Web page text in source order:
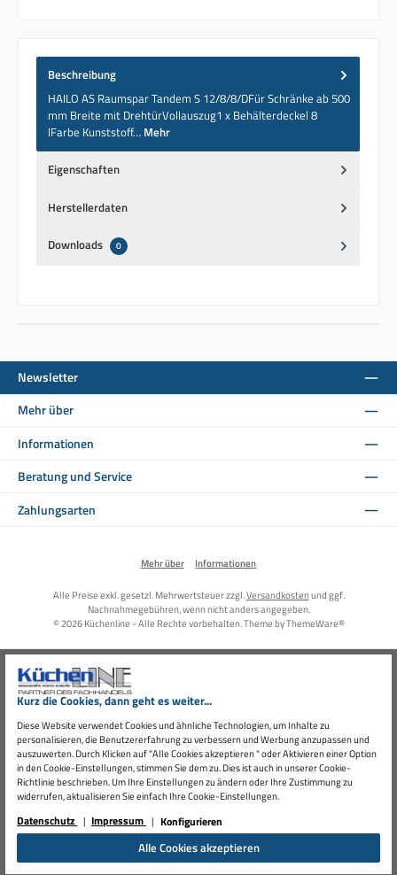
Kurz die Cookies, dann geht es weiter...
Diese Website verwendet Cookies und ähnliche Technologien, um Inhalte zu
personalisieren, die Benutzererfahrung zu verbessern und Werbung anzupassen und
auszuwerten. Durch Klicken auf "Alle Cookies akzeptieren " oder Aktivieren einer Option
in den Cookie-Einstellungen, stimmen Sie dem zu. Dies ist auch in unserer Cookie-
Richtlinie beschrieben. Um Ihre Einstellungen zu ändern oder Ihre Zustimmung zu
widerrufen, aktualisieren Sie einfach Ihre Cookie-Einstellungen.
Datenschutz Impressum Konfigurieren
Alle Cookies akzeptieren
Beschreibung
HAILO AS Raumspar Tandem S 12/8/8/DFür Schränke ab 500
mm Breite mit DrehtürVollauszug1 x Behälterdeckel 8
lFarbe Kunststoff… Mehr
Eigenschaften
Herstellerdaten
Downloads 0
Newsletter
Mehr über
Informationen
Beratung und Service
Zahlungsarten
Mehr über Informationen
Alle Preise exkl. gesetzl. Mehrwertsteuer zzgl.Versandkostenund ggf.
Nachnahmegebühren, wenn nicht anders angegeben.
© 2026 Küchenline - Alle Rechte vorbehalten. Theme byThemeWare®